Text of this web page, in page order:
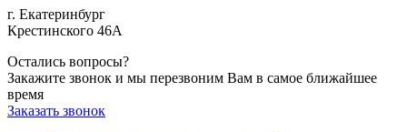
г. Екатеринбург
Крестинского 46А
Остались вопросы?
Закажите звонок и мы перезвоним Вам в самое ближайшее
время
Заказать звонок